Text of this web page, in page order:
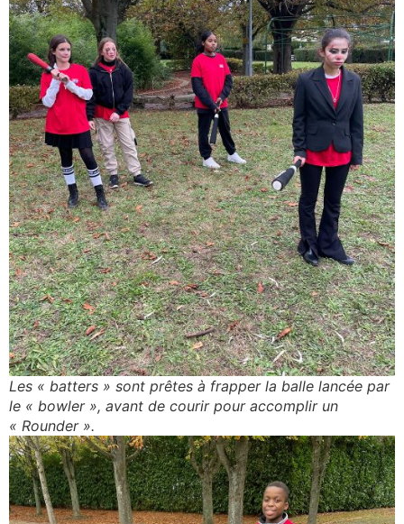
Les « batters » sont prêtes à frapper la balle lancée par
le « bowler », avant de courir pour accomplir un
« Rounder ».